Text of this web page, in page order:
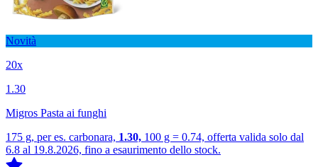
Novità
20x
1.30
Migros Pasta ai funghi
175 g, per es. carbonara, 1.30, 100 g = 0.74, offerta valida solo dal
6.8 al 19.8.2026, fino a esaurimento dello stock.